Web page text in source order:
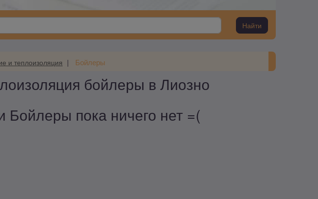
Найти
и теплоизоляция Бойлеры
бойлеры в Лиозно
Бойлеры пока ничего нет =(